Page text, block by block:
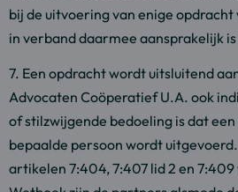
bij de uitvoering van enige
in verband daarmee aansprakelijk
7. Een opdracht wordt uitsluitend
Advocaten Coöperatief U.A. ook
of stilzwijgende bedoeling is dat
bepaalde persoon wordt
artikelen 7:404, 7:407 lid 2 en